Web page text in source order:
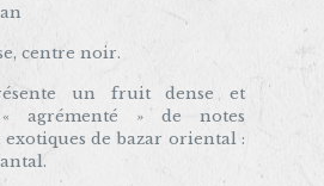
centre noir.
un fruit dense et
agrémenté » de notes
de bazar oriental :